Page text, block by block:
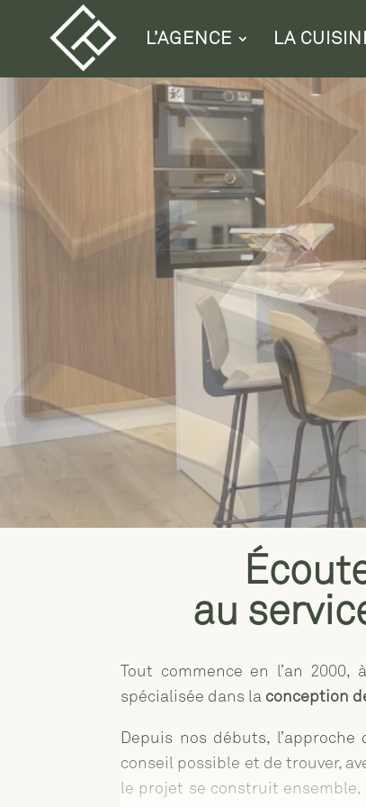
L’AGENCE LA
au
Tout commence en l’an
spécialisée dans la conception
Depuis nos débuts,
conseil possible et de trouver,
le projet se construit ensemble,